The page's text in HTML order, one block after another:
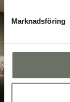
Marknadsföring